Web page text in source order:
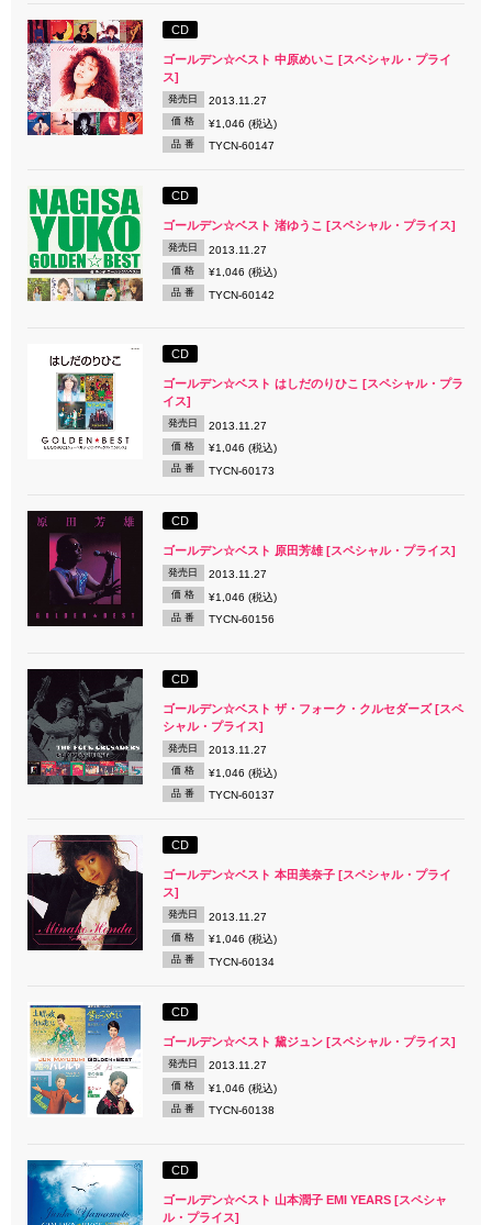
CD
ゴールデン☆ベスト 中原めいこ [スペシャル・プライ
ス]
発売日 2013.11.27
価 格 ¥1,046 (税込)
品 番 TYCN-60147
CD
ゴールデン☆ベスト 渚ゆうこ [スペシャル・プライス]
発売日 2013.11.27
価 格 ¥1,046 (税込)
品 番 TYCN-60142
CD
ゴールデン☆ベスト はしだのりひこ [スペシャル・プラ
イス]
発売日 2013.11.27
価 格 ¥1,046 (税込)
品 番 TYCN-60173
CD
ゴールデン☆ベスト 原田芳雄 [スペシャル・プライス]
発売日 2013.11.27
価 格 ¥1,046 (税込)
品 番 TYCN-60156
CD
ゴールデン☆ベスト ザ・フォーク・クルセダーズ [スペ
シャル・プライス]
発売日 2013.11.27
価 格 ¥1,046 (税込)
品 番 TYCN-60137
CD
ゴールデン☆ベスト 本田美奈子 [スペシャル・プライ
ス]
発売日 2013.11.27
価 格 ¥1,046 (税込)
品 番 TYCN-60134
CD
ゴールデン☆ベスト 黛ジュン [スペシャル・プライス]
発売日 2013.11.27
価 格 ¥1,046 (税込)
品 番 TYCN-60138
CD
ゴールデン☆ベスト 山本潤子 EMI YEARS [スペシャ
ル・プライス]